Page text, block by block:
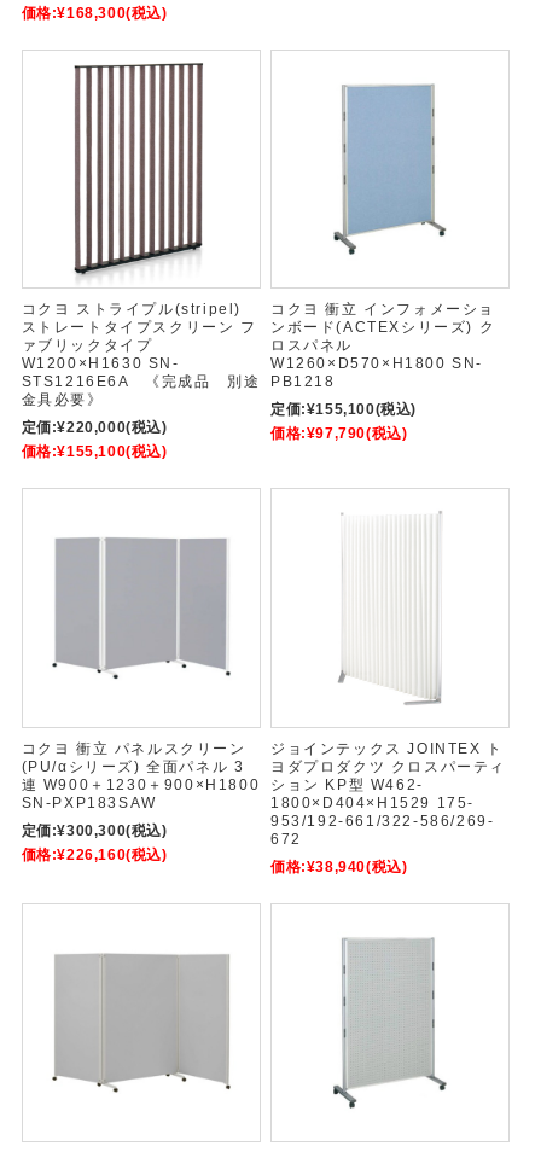
価格:¥168,300(税込)
コクヨ ストライプル(stripel)
ストレートタイプスクリーン フ
ァブリックタイプ
W1200×H1630 SN-
STS1216E6A 《完成品 別途
金具必要》
定価:¥220,000(税込)
価格:¥155,100(税込)
コクヨ 衝立 インフォメーショ
ンボード(ACTEXシリーズ) ク
ロスパネル
W1260×D570×H1800 SN-
PB1218
定価:¥155,100(税込)
価格:¥97,790(税込)
コクヨ 衝立 パネルスクリーン
(PU/αシリーズ) 全面パネル 3
連 W900＋1230＋900×H1800
SN-PXP183SAW
定価:¥300,300(税込)
価格:¥226,160(税込)
ジョインテックス JOINTEX ト
ヨダプロダクツ クロスパーティ
ション KP型 W462-
1800×D404×H1529 175-
953/192-661/322-586/269-
672
価格:¥38,940(税込)